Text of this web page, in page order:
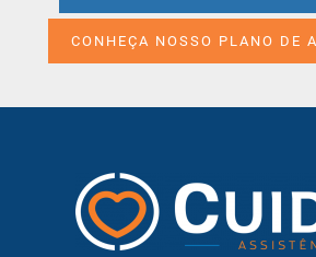
CONHEÇA NOSSO PLANO DE